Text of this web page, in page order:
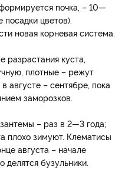
почка, – 10—
цветов).
новая корневая система.
разрастания куста,
плотные – режут
августе – сентябре, пока
заморозков.
– раз в 2—3 года;
плохо зимуют. Клематисы
августа – начале
делятся бузульники.